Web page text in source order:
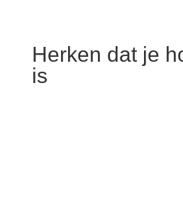
Herken dat je
is